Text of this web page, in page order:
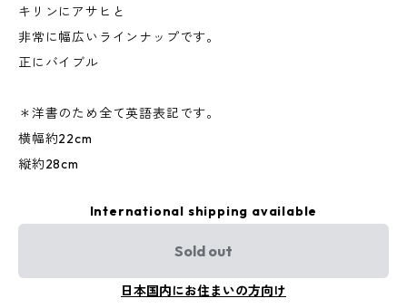
キリンにアサヒと
非常に幅広いラインナップです。
正にバイブル
＊洋書のため全て英語表記です。
横幅約22cm
縦約28cm
International shipping available
Sold out
日本国内にお住まいの方向け